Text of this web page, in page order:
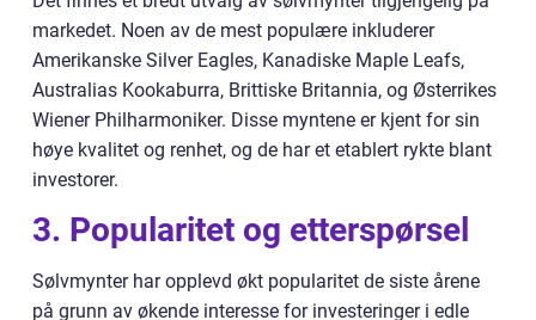
markedet. Noen av de mest populære inkluderer
Amerikanske Silver Eagles, Kanadiske Maple Leafs,
Australias Kookaburra, Brittiske Britannia, og Østerrikes
Wiener Philharmoniker. Disse myntene er kjent for sin
høye kvalitet og renhet, og de har et etablert rykte blant
investorer.
3. Popularitet og etterspørsel
Sølvmynter har opplevd økt popularitet de siste årene
på grunn av økende interesse for investeringer i edle